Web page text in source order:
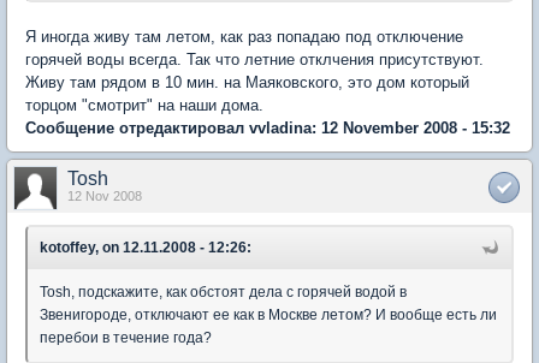
Я иногда живу там летом, как раз попадаю под отключение
горячей воды всегда. Так что летние отклчения присутствуют.
Живу там рядом в 10 мин. на Маяковского, это дом который
торцом "смотрит" на наши дома.
Сообщение отредактировал vvladina: 12 November 2008 - 15:32
Tosh
12 Nov 2008
kotoffey, on 12.11.2008 - 12:26:
Tosh, подскажите, как обстоят дела с горячей водой в
Звенигороде, отключают ее как в Москве летом? И вообще есть ли
перебои в течение года?